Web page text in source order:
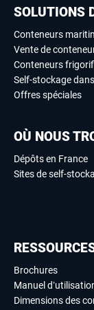
SOLUTIONS
Conteneurs
Vente de
Conteneurs
Self-stockage
Offres spéciales
OÙ NOUS
Dépôts en France
Sites de self-
Brochures
Manuel
Dimensions des